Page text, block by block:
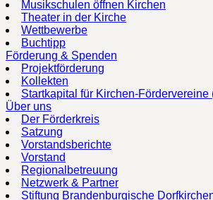
Musikschulen öffnen Kirchen
Theater in der Kirche
Wettbewerbe
Buchtipp
Förderung & Spenden
Projektförderung
Kollekten
Startkapital für Kirchen-Fördervereine
Über uns
Der Förderkreis
Satzung
Vorstandsberichte
Vorstand
Regionalbetreuung
Netzwerk & Partner
Stiftung Brandenburgische